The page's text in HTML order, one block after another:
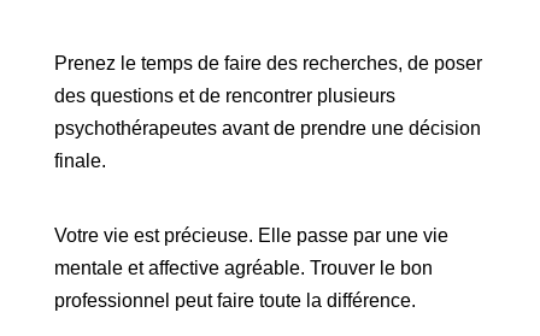
Prenez le temps de faire des recherches, de poser
des questions et de rencontrer plusieurs
psychothérapeutes avant de prendre une décision
finale.
Votre vie est précieuse. Elle passe par une vie
mentale et affective agréable. Trouver le bon
professionnel peut faire toute la différence.